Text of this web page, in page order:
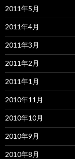
2011年5月
2011年4月
2011年3月
2011年2月
2011年1月
2010年11月
2010年10月
2010年9月
2010年8月